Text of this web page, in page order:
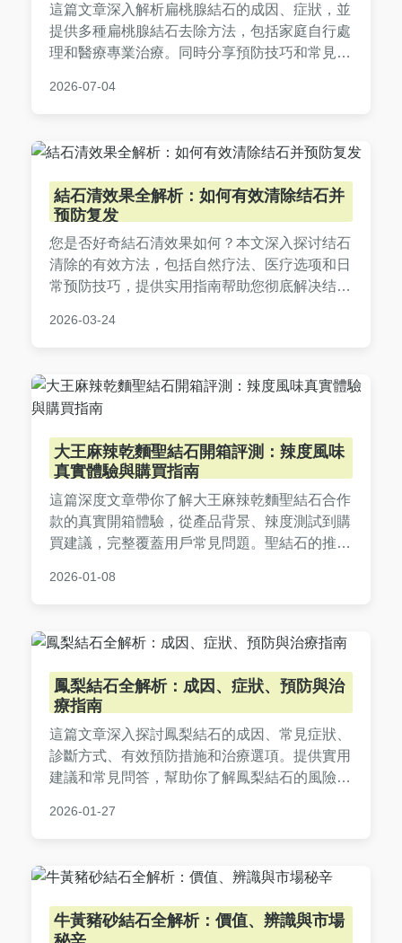
這篇文章深入解析扁桃腺結石的成因、症狀，並
提供多種扁桃腺結石去除方法，包括家庭自行處
理和醫療專業治療。同時分享預防技巧和常見問
健康。
2026-07-04
結石清效果全解析：如何有效清除结石并
预防复发
您是否好奇結石清效果如何？本文深入探讨结石
清除的有效方法，包括自然疗法、医疗选项和日
常预防技巧，提供实用指南帮助您彻底解决结石
2026-03-24
大王麻辣乾麵聖結石開箱評測：辣度風味
真實體驗與購買指南
這篇深度文章帶你了解大王麻辣乾麵聖結石合作
款的真實開箱體驗，從產品背景、辣度測試到購
買建議，完整覆蓋用戶常見問題。聖結石的推廣
用評價與個人心得，幫助你決策是否入手這款熱
2026-01-08
鳳梨結石全解析：成因、症狀、預防與治
療指南
這篇文章深入探討鳳梨結石的成因、常見症狀、
診斷方式、有效預防措施和治療選項。提供實用
建議和常見問答，幫助你了解鳳梨結石的風險，
於個人經驗和專業知識，適合所有關心健康飲食
2026-01-27
牛黃豬砂結石全解析：價值、辨識與市場